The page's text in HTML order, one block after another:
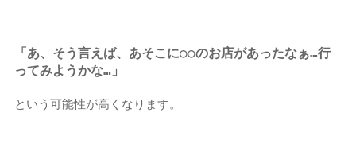
「あ、そう言えば、あそこに○○のお店があったなぁ…行
ってみようかな…」
という可能性が高くなります。